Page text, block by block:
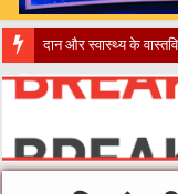
​”कानून तो बदल गया